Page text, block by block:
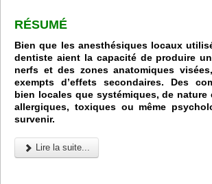
RÉSUMÉ
Bien que les anesthésiques locaux
dentiste aient la capacité de produire
nerfs et des zones anatomiques
exempts d’effets secondaires. Des
bien locales que systémiques, de nature
allergiques, toxiques ou même
survenir.
Lire la suite...